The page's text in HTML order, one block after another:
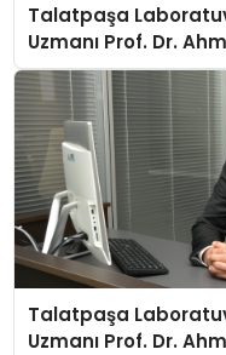
Talatpaşa
Uzmanı Prof. Dr.
Talatpaşa
Uzmanı Prof. Dr.